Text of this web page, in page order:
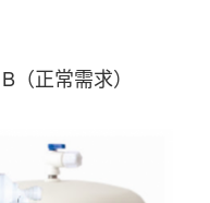
正常需求）